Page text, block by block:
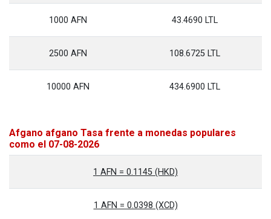
1000 AFN 43.4690 LTL
2500 AFN 108.6725 LTL
10000 AFN 434.6900 LTL
Afgano afgano Tasa frente a monedas populares
como el 07-08-2026
1 AFN = 0.1145 (HKD)
1 AFN = 0.0398 (XCD)